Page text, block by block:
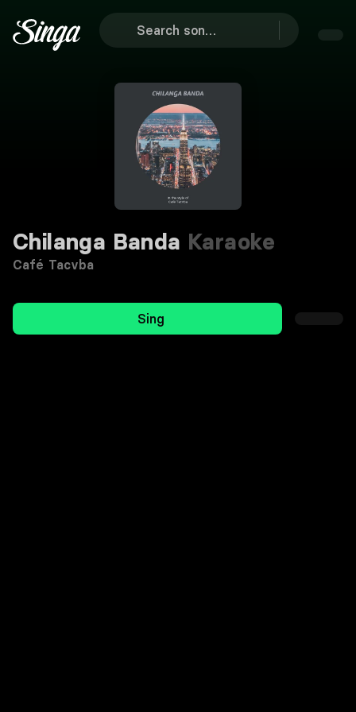
Chilanga Banda Karaoke
Café Tacvba
Sing